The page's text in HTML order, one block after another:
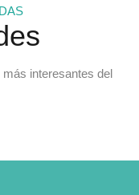
interesantes del